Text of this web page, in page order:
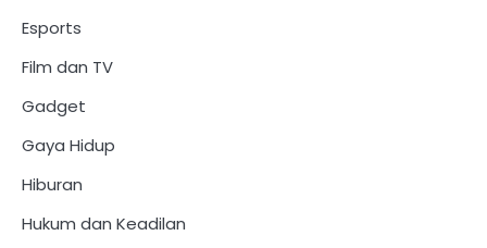
Esports
Film dan TV
Gadget
Gaya Hidup
Hiburan
Hukum dan Keadilan